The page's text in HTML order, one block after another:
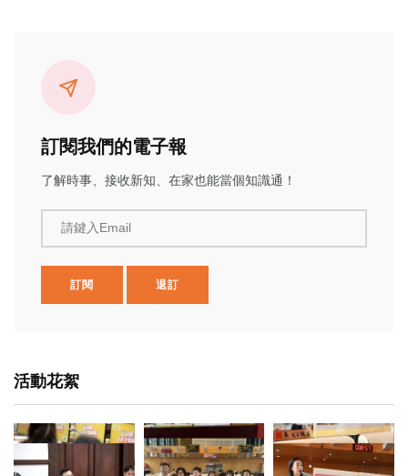
訂閱我們的電子報
了解時事、接收新知、在家也能當個知識通！
請鍵入Email
訂閱 退訂
活動花絮